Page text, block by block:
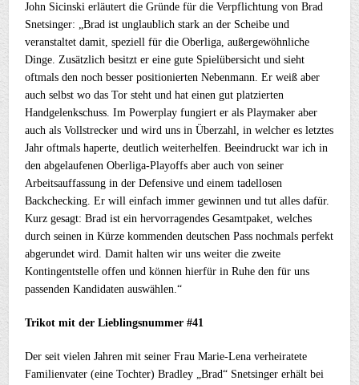
John Sicinski erläutert die Gründe für die Verpflichtung von Brad
Snetsinger: „Brad ist unglaublich stark an der Scheibe und
veranstaltet damit, speziell für die Oberliga, außergewöhnliche
Dinge. Zusätzlich besitzt er eine gute Spielübersicht und sieht
oftmals den noch besser positionierten Nebenmann. Er weiß aber
auch selbst wo das Tor steht und hat einen gut platzierten
Handgelenkschuss. Im Powerplay fungiert er als Playmaker aber
auch als Vollstrecker und wird uns in Überzahl, in welcher es letztes
Jahr oftmals haperte, deutlich weiterhelfen. Beeindruckt war ich in
den abgelaufenen Oberliga-Playoffs aber auch von seiner
Arbeitsauffassung in der Defensive und einem tadellosen
Backchecking. Er will einfach immer gewinnen und tut alles dafür.
Kurz gesagt: Brad ist ein hervorragendes Gesamtpaket, welches
durch seinen in Kürze kommenden deutschen Pass nochmals perfekt
abgerundet wird. Damit halten wir uns weiter die zweite
Kontingentstelle offen und können hierfür in Ruhe den für uns
passenden Kandidaten auswählen.“
Trikot mit der Lieblingsnummer #41
Der seit vielen Jahren mit seiner Frau Marie-Lena verheiratete
Familienvater (eine Tochter) Bradley „Brad“ Snetsinger erhält bei